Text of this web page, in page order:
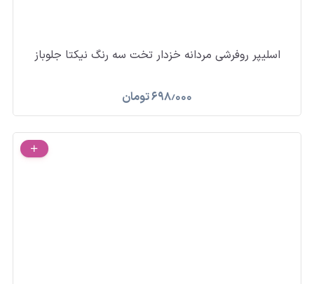
اسلیپر روفرشی مردانه خزدار تخت سه رنگ نیکتا جلوباز
۶۹۸٫۰۰۰تومان